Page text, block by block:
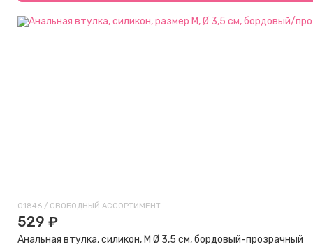
01846 / СВОБОДНЫЙ АССОРТИМЕНТ
529 ₽
Анальная втулка, силикон, M Ø 3,5 см, бордовый-прозрачный